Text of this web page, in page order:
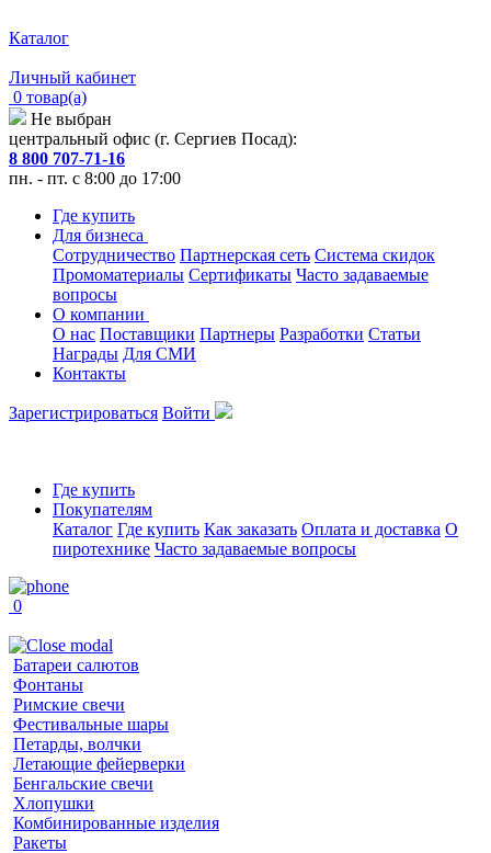
Каталог
Личный кабинет
0 товар(а)
Не выбран
центральный офис (г. Сергиев Посад):
8 800 707-71-16
пн. - пт. с 8:00 до 17:00
Где купить
Для бизнеса
Сотрудничество Партнерская сеть Система скидок
Промоматериалы Сертификаты Часто задаваемые
вопросы
О компании
О нас Поставщики Партнеры Разработки Статьи
Награды Для СМИ
Контакты
Зарегистрироваться Войти
Где купить
Покупателям
Каталог Где купить Как заказать Оплата и доставка О
пиротехнике Часто задаваемые вопросы
0
Батареи салютов
Фонтаны
Римские свечи
Фестивальные шары
Петарды, волчки
Летающие фейерверки
Бенгальские свечи
Хлопушки
Комбинированные изделия
Ракеты